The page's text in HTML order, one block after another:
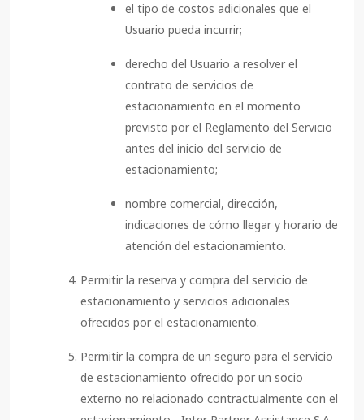
el tipo de costos adicionales que el
Usuario pueda incurrir;
derecho del Usuario a resolver el
contrato de servicios de
estacionamiento en el momento
previsto por el Reglamento del Servicio
antes del inicio del servicio de
estacionamiento;
nombre comercial, dirección,
indicaciones de cómo llegar y horario de
atención del estacionamiento.
Permitir la reserva y compra del servicio de
estacionamiento y servicios adicionales
ofrecidos por el estacionamiento.
Permitir la compra de un seguro para el servicio
de estacionamiento ofrecido por un socio
externo no relacionado contractualmente con el